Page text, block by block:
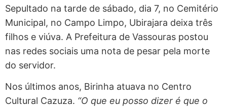
Sepultado na tarde de sábado, dia 7, no Cemitério
Municipal, no Campo Limpo, Ubirajara deixa três
filhos e viúva. A Prefeitura de Vassouras postou
nas redes sociais uma nota de pesar pela morte
do servidor.
Nos últimos anos, Birinha atuava no Centro
Cultural Cazuza. “O que eu posso dizer é que o